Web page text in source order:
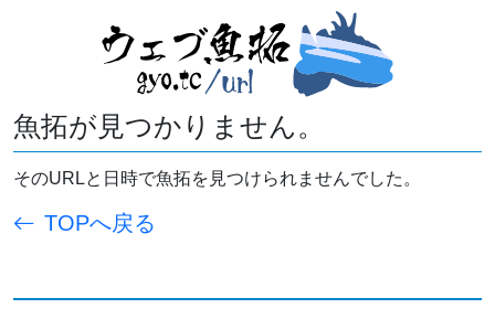
魚拓が見つかりません。
そのURLと日時で魚拓を見つけられませんでした。
TOPへ戻る